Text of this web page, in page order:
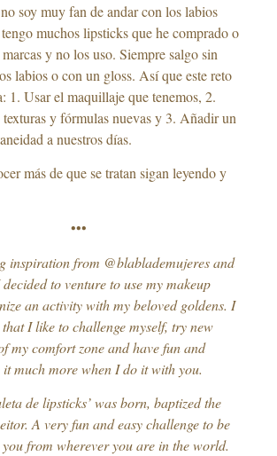
soy muy fan de andar con los labios
muchos lipsticks que he comprado o
y no los uso. Siempre salgo sin
labios o con un gloss. Así que este reto
1. Usar el maquillaje que tenemos, 2.
y fórmulas nuevas y 3. Añadir un
a nuestros días.
más de que se tratan sigan leyendo y
•••
inspiration from @blablademujeres and
to venture to use my makeup
an activity with my beloved goldens. I
I like to challenge myself, try new
my comfort zone and have fun and
much more when I do it with you.
de lipsticks’ was born, baptized the
A very fun and easy challenge to be
from wherever you are in the world.